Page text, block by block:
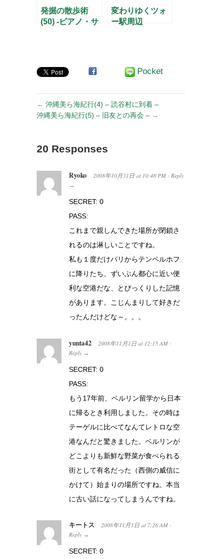
発掘の散歩術
(50) -ピアノ・サ
愉しむ-
変わりゆくツォ
ー駅周辺
Pocket
← 沖縄美ら海紀行(4) – 読谷村に到着 –
沖縄美ら海紀行(5) – 旧友との再会 – →
20 Responses
Ryoko 2008年10月31日 at 10:48 PM · Reply
→
SECRET: 0
PASS:
これまで親しんできた場所が閉鎖さ
れるのは淋しいことですね。
私も１度だけパリからテンペルホフ
に降りたち、ずいぶん都心に近い便
利な空港だな、とびっくりした記憶
があります。こじんまりして好きだ
ったんだけどな～。。。
yunta42 2008年11月1日 at 12:15 AM ·
Reply →
SECRET: 0
PASS:
もう17年前、ベルリン留学から日本
に帰るとき利用しました。その時は
テーゲルに比べてなんてレトロな空
港なんだと驚きました。ベルリンが
どこよりも新鮮な野菜が食べられる
街として有名だった（西側の威信に
かけて）始まりの場所ですね。本当
に古い話になってしまうんですね。
キートス 2008年11月1日 at 7:26 AM ·
Reply →
SECRET: 0